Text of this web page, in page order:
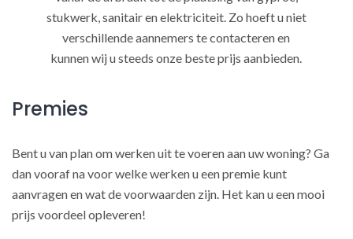
stukwerk, sanitair en elektriciteit. Zo hoeft u niet
verschillende aannemers te contacteren en
kunnen wij u steeds onze beste prijs aanbieden.
Premies
Bent u van plan om werken uit te voeren aan uw woning? Ga
dan vooraf na voor welke werken u een premie kunt
aanvragen en wat de voorwaarden zijn. Het kan u een mooi
prijs voordeel opleveren!